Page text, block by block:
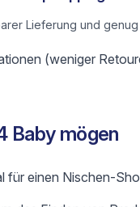
Lieferung und
(weniger
Baby mögen
für einen Nischen-